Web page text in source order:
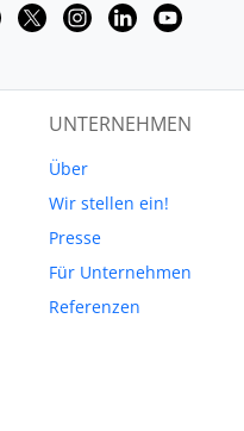
UNTERNEHMEN
Über
Wir stellen ein!
Presse
Für Unternehmen
Referenzen